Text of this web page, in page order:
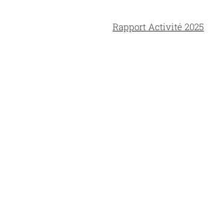
Rapport Activité 2025